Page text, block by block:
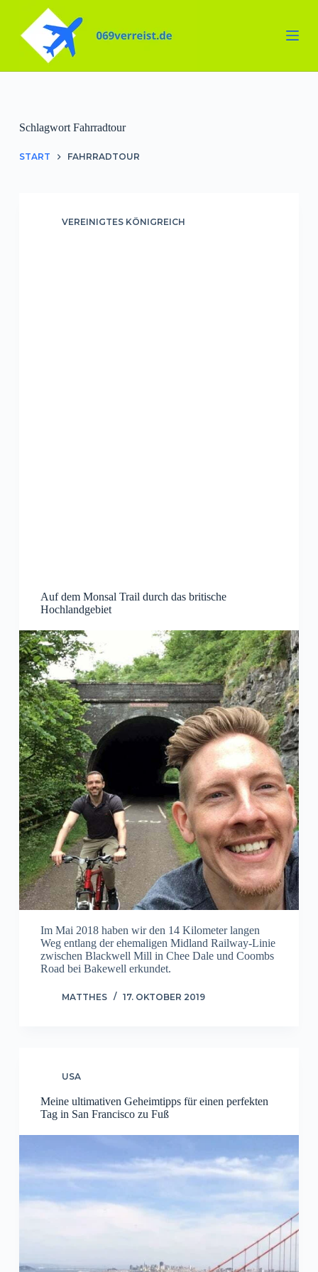
springen
SchlagwortFahrradtour
START FAHRRADTOUR
VEREINIGTES KÖNIGREICH
Auf dem Monsal Trail durch das britische
Hochlandgebiet
Im Mai 2018 haben wir den 14 Kilometer langen
Weg entlang der ehemaligen Midland Railway-Linie
zwischen Blackwell Mill in Chee Dale und Coombs
Road bei Bakewell erkundet.
MATTHES 17. OKTOBER 2019
USA
Meine ultimativen Geheimtipps für einen perfekten
Tag in San Francisco zu Fuß